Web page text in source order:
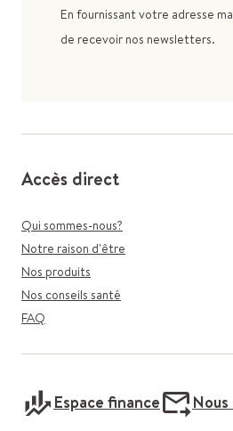
En fournissant votre adresse
de recevoir nos newsletters.
Accès direct
Qui sommes-nous?
Notre raison d'être
Nos produits
Nos conseils santé
FAQ
Espace finance